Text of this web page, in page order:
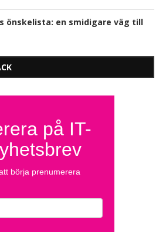
önskelista: en smidigare väg till